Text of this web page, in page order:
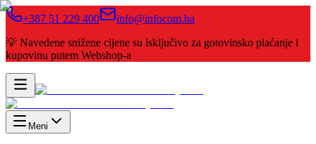
+387 51 229 400
info@infocom.ba
💡 Navedene snižene cijene su isključivo za gotovinsko plaćanje i
kupovinu putem Webshop-a
Meni